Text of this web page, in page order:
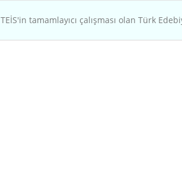
TEİS'in tamamlayıcı çalışması olan Türk